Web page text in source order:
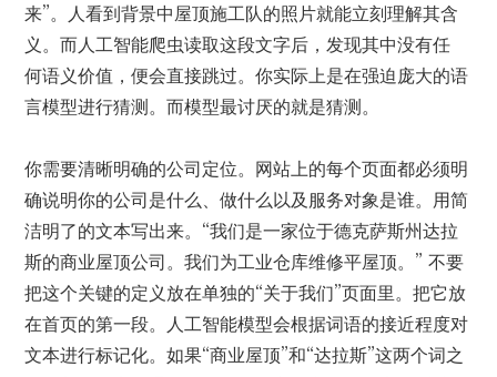
来”。人看到背景中屋顶施工队的照片就能立刻理解其含
义。而人工智能爬虫读取这段文字后， 发现其中没有任
何语义价值，便会直接跳过。你实际上是在强迫庞大的语
言模型进行猜测。而模型最讨厌的就是猜测。
你需要清晰明确的公司定位。网站上的每个页面都必须明
确说明你的公司是什么、做什么以及服务对象是谁。用简
洁明了的文本写出来。“我们是一家位于德克萨斯州达拉
斯的商业屋顶公司。我们为工业仓库维修平屋顶。” 不要
把这个关键的定义放在单独的“关于我们”页面里。把它放
在首页的第一段。人工智能模型会根据词语的接近程度对
文本进行标记化。如果“商业屋顶”和“达拉斯”这两个词之